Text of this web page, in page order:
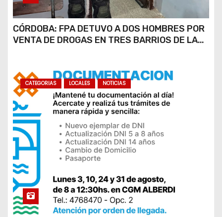
CÓRDOBA: FPA DETUVO A DOS HOMBRES POR
VENTA DE DROGAS EN TRES BARRIOS DE LA
CATEGORIAS LOCALES NOTICIAS